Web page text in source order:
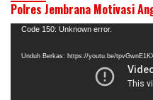
Polres Jembrana Motivasi
Pemutar
Code 150: Unknown error.
Unduh Berkas: https://youtu.be/